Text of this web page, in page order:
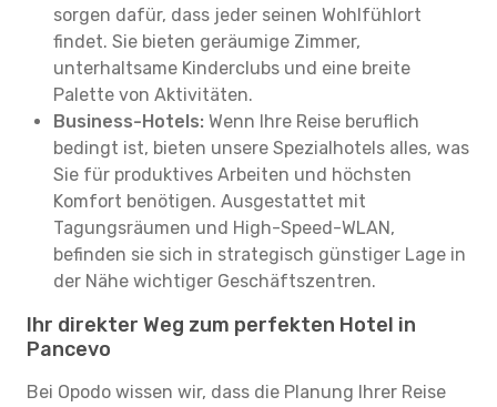
sorgen dafür, dass jeder seinen Wohlfühlort
findet. Sie bieten geräumige Zimmer,
unterhaltsame Kinderclubs und eine breite
Palette von Aktivitäten.
Business-Hotels: Wenn Ihre Reise beruflich
bedingt ist, bieten unsere Spezialhotels alles, was
Sie für produktives Arbeiten und höchsten
Komfort benötigen. Ausgestattet mit
Tagungsräumen und High-Speed-WLAN,
befinden sie sich in strategisch günstiger Lage in
der Nähe wichtiger Geschäftszentren.
Ihr direkter Weg zum perfekten Hotel in
Pancevo
Bei Opodo wissen wir, dass die Planung Ihrer Reise